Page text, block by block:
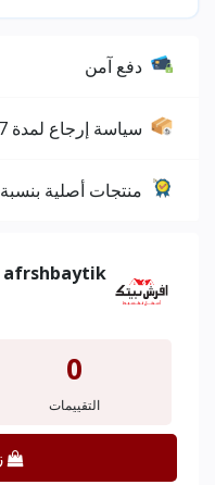
دفع آمن
سياسة إرجاع لمدة 7 أيام
منتجات أصلية بنسبة 100٪
afrshbaytik
0
التقييمات
زيارة المتجر